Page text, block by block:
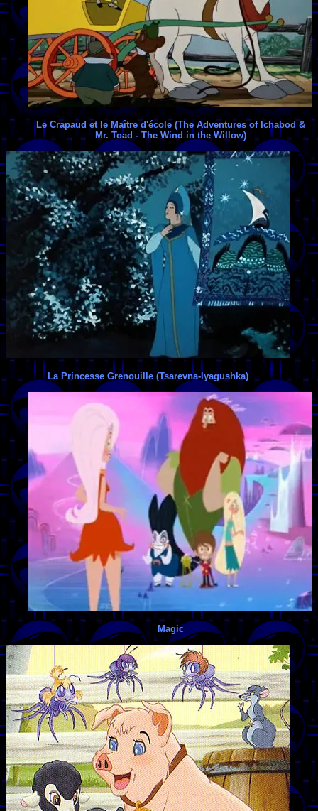
Le Crapaud et le Maître d'école (The Adventures of Ichabod &
Mr. Toad - The Wind in the Willow)
La Princesse Grenouille (Tsarevna-lyagushka)
Magic